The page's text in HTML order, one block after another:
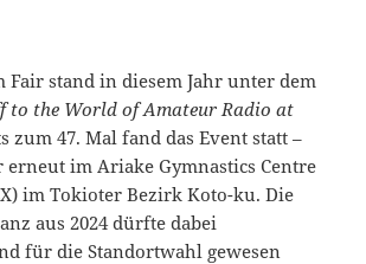
Fair stand in diesem Jahr unter dem
to the World of Amateur Radio at
zum 47. Mal fand das Event statt –
im Ariake Gymnastics Centre
im Tokioter Bezirk Koto-ku. Die
aus 2024 dürfte dabei
für die Standortwahl gewesen